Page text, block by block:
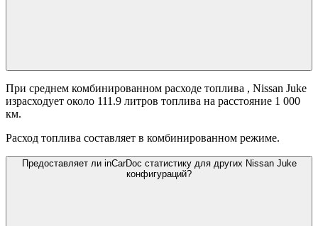
При среднем комбинированном расходе топлива , Nissan Juke
израсходует около 111.9 литров топлива на расстояние 1 000
км.
Расход топлива составляет в комбинированном режиме.
Предоставляет ли inCarDoc статистику для других Nissan Juke
конфигураций?